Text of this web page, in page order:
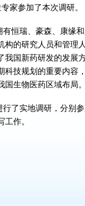
家参加了本次调研。
恒瑞、豪森、康缘
构的研究人员和管理
我国新药研发的发展
科技规划的重要内容
国生物医药区域布局
了实地调研，分别
作。